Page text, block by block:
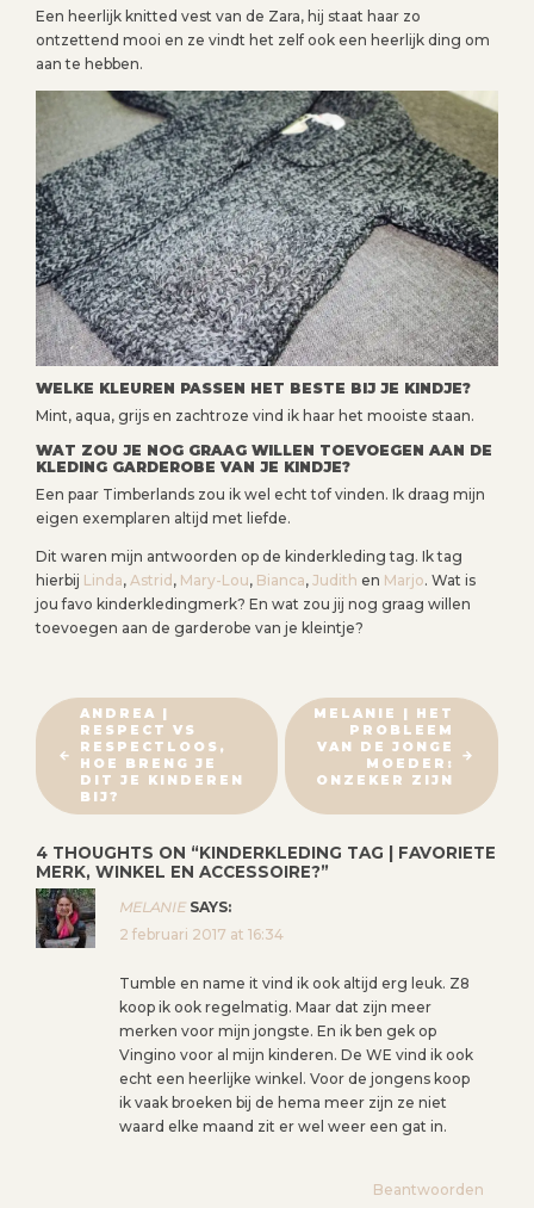
Een heerlijk knitted vest van de Zara, hij staat haar zo
ontzettend mooi en ze vindt het zelf ook een heerlijk ding om
aan te hebben.
WELKE KLEUREN PASSEN HET BESTE BIJ JE KINDJE?
Mint, aqua, grijs en zachtroze vind ik haar het mooiste staan.
WAT ZOU JE NOG GRAAG WILLEN TOEVOEGEN AAN DE
KLEDING GARDEROBE VAN JE KINDJE?
Een paar Timberlands zou ik wel echt tof vinden. Ik draag mijn
eigen exemplaren altijd met liefde.
Dit waren mijn antwoorden op de kinderkleding tag. Ik tag
hierbij Linda, Astrid , Mary-Lou, Bianca, Judith en Marjo. Wat is
jou favo kinderkledingmerk? En wat zou jij nog graag willen
toevoegen aan de garderobe van je kleintje?
B
E
R
I
H
T
N
A
ANDREA |
RESPECT VS
RESPECTLOOS,
HOE BRENG JE
DIT JE KINDEREN
BIJ?
MELANIE | HET
PROBLEEM
VAN DE JONGE
MOEDER:
ONZEKER ZIJN
4 THOUGHTS ON “KINDERKLEDING TAG | FAVORIETE
MERK, WINKEL EN ACCESSOIRE?”
MELANIE SAYS:
2 februari 2017 at 16:34
Tumble en name it vind ik ook altijd erg leuk. Z8
koop ik ook regelmatig. Maar dat zijn meer
merken voor mijn jongste. En ik ben gek op
Vingino voor al mijn kinderen. De WE vind ik ook
echt een heerlijke winkel. Voor de jongens koop
ik vaak broeken bij de hema meer zijn ze niet
waard elke maand zit er wel weer een gat in.
Beantwoorden